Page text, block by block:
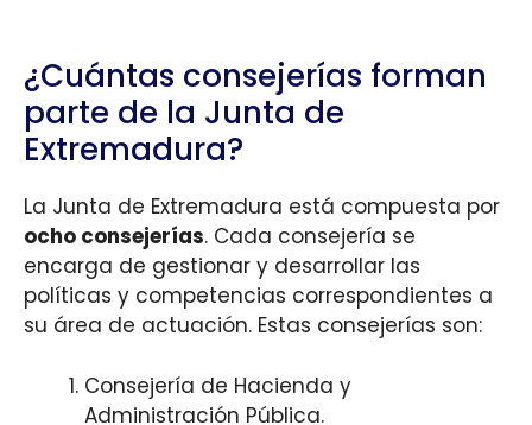
¿Cuántas consejerías forman
parte de la Junta de
Extremadura?
La Junta de Extremadura está compuesta por
ocho consejerías. Cada consejería se
encarga de gestionar y desarrollar las
políticas y competencias correspondientes a
su área de actuación. Estas consejerías son:
Consejería de Hacienda y
Administración Pública.